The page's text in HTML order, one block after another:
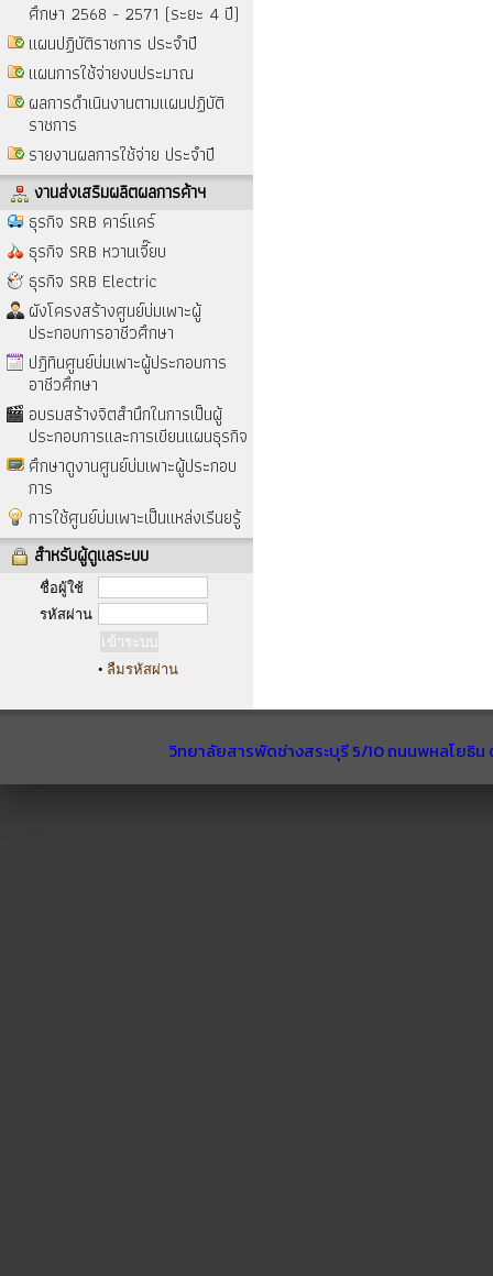
ศึกษา 2568 - 2571 (ระยะ 4 ปี)
แผนปฏิบัติราชการ ประจำปี
แผนการใช้จ่ายงบประมาณ
ผลการดำเนินงานตามแผนปฏิบัติ
ราชการ
รายงานผลการใช้จ่าย ประจำปี
งานส่งเสริมผลิตผลการค้าฯ
ธุรกิจ SRB คาร์แคร์
ธุรกิจ SRB หวานเจี๊ยบ
ธุรกิจ SRB Electric
ผังโครงสร้างศูนย์บ่มเพาะผู้
ประกอบการอาชีวศึกษา
ปฎิทินศูนย์บ่มเพาะผู้ประกอบการ
อาชีวศึกษา
อบรมสร้างจิตสำนึกในการเป็นผู้
ประกอบการและการเขียนแผนธุรกิจ
ศึกษาดูงานศูนย์บ่มเพาะผู้ประกอบ
การ
การใช้ศูนย์บ่มเพาะเป็นแหล่งเรีนยรู้
สำหรับผู้ดูแลระบบ
ชื่อผู้ใช้
รหัสผ่าน
• ลืมรหัสผ่าน
วิทยาลัยสารพัดช่างสระบุรี 5/10 ถนนพหลโยธิ